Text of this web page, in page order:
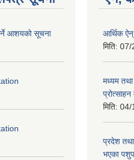
आशयको सूचना
आर्थिक
मिति: 07/
मध्यम
प्रोत्साहन
मिति: 04/
प्रदेश तथा
भएका